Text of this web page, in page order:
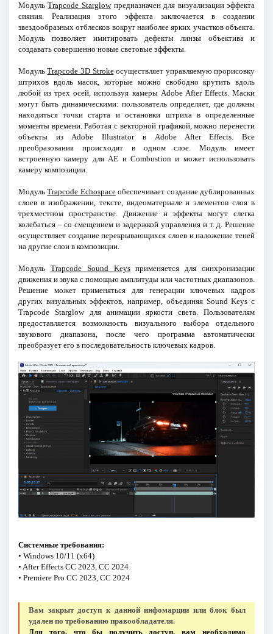
МодульTrapcode Starglowпредназначен для визуализации эффекта
сияния. Реализация этого эффекта заключается в создании
звездообразных отблесков вокруг наиболее ярких участков объекта.
Модуль позволяет имитировать дефекты линзы объектива и
создавать совершенно новые световые эффекты.
МодульTrapcode 3D Strokeосуществляет управляемую прорисовку
штрихов вдоль масок, которые можно свободно крутить вдоль
любой из трех осей, используя камеры Adobe After Effects. Маски
могут быть динамическими: пользователь определяет, где должны
находиться точки старта и остановки штриха в определенные
моменты времени. Работая с векторной графикой, можно перенести
объекты из Adobe Illustrator в Adobe After Effects. Все
преобразования происходят в одном слое. Модуль имеет
встроенную камеру для AE и Combustion и может использовать
камеру композиции.
МодульTrapcode Echospaceобеспечивает создание дублированных
слоев в изображении, тексте, видеоматериале и элементов слоя в
трехместном пространстве. Движение и эффекты могут слегка
колебаться – со смещением и задержкой управления и т. д. Решение
осуществляет создание перекрывающихся слоев и наложение теней
на другие слои в композиции.
Модуль Trapcode Sound Keysприменяется для синхронизации
движения и звука с помощью амплитуды или частотных диапазонов.
Решение может применяться для генерации ключевых кадров
других визуальных эффектов, например, объединяя Sound Keys с
Trapcode Starglow для анимации яркости света. Пользователям
предоставляется возможность визуального выбора отдельного
звукового диапазона, после чего программа автоматически
преобразует его в последовательность ключевых кадров.
Системные требования:
• Windows 10/11 (x64)
• After Effects CC 2023, CC 2024
• Premiere Pro CC 2023, CC 2024
Вам закрыт доступ к данной инфомарции или блок был
удален по требованию правообладателя.
Для того, что бы получить доступ, вам необходимо